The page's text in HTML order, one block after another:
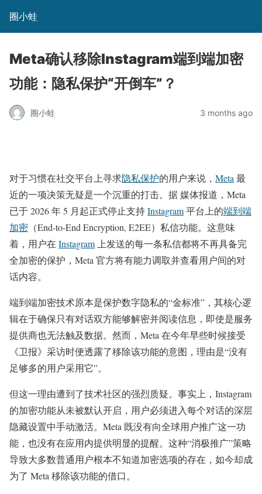
圈小蛙
Meta确认移除Instagram端到端加密
功能：隐私保护“开倒车”？
圈小蛙 3 months ago
对于习惯在社交平台上寻求隐私保护的用户来说， Meta 最
近的一项决策无疑是一个沉重的打击。据 媒体报道，Meta
已于 2026 年 5 月起正式停止支持Instagram平台上的端到端
加密 （End-to-End Encryption, E2EE）私信功能。这意味
着，用户在 Instagram 上发送的每一条私信都将不再具备完
全加密的保护，Meta 官方将有能力调取并查看用户间的对
话内容。
端到端加密技术原本是保护数字隐私的“金标准”，其核心逻
辑在于确保只有对话双方能够解密并阅读信息，即使是服务
提供商也无法触及数据。然而，Meta 在今年早些时候接受
《卫报》采访时便透露了移除该功能的意图，理由是“没有
足够多的用户采用它”。
但这一理由遭到了技术社区的强烈质疑。事实上，Instagram
的加密功能从未被默认开启，用户必须进入每个对话的深层
隐藏设置中手动激活。Meta 既没有向全球用户推广这一功
能，也没有在应用内提供明显的提醒。这种“消极推广”策略
导致大多数普通用户根本不知道加密选项的存在，如今却成
为了 Meta 移除该功能的借口。